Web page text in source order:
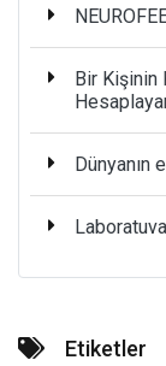
Bir Kişinin
Dünyanın
Etiketler